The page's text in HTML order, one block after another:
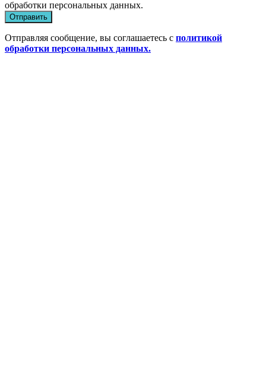
обработки персональных данных.
Отправить
Отправляя сообщение, вы соглашаетесь с политикой
обработки персональных данных.